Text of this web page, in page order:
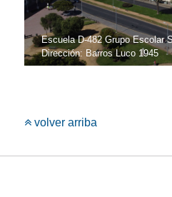
Escuela D-482 Grupo Escolar
Dirección: Barros Luco 1945
volver arriba